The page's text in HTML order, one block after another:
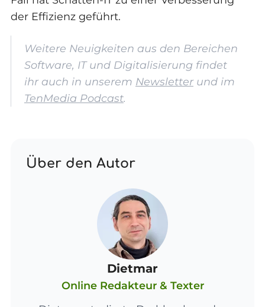
der Effizienz geführt.
Weitere Neuigkeiten aus den Bereichen
Software, IT und Digitalisierung findet
ihr auch in unserem Newsletterund im
TenMedia Podcast.
Über den Autor
Dietmar
Online Redakteur & Texter